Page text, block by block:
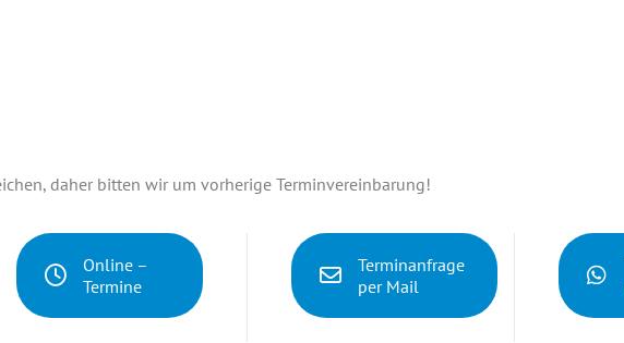
daher bitten wir um vorherige Terminvereinbarung!
Online –
Termine
Terminanfrage
per Mail